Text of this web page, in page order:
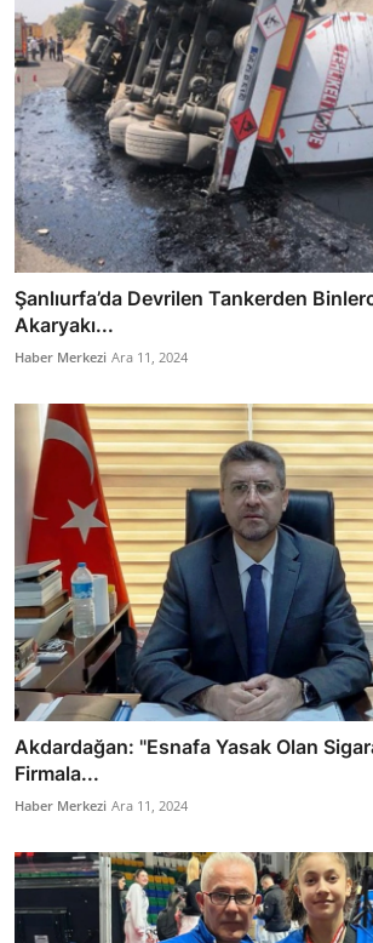
Şanlıurfa’da Devrilen Tankerden
Akaryakı...
Haber Merkezi Ara 11, 2024
Akdardağan: "Esnafa Yasak Olan
Firmala...
Haber Merkezi Ara 11, 2024